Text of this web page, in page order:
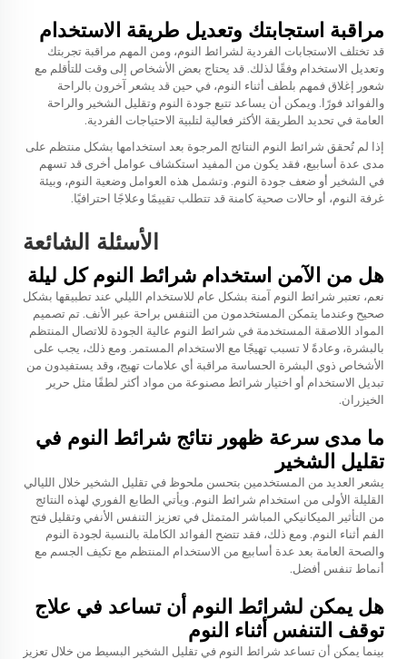
مراقبة استجابتك وتعديل طريقة الاستخدام
قد تختلف الاستجابات الفردية لشرائط النوم، ومن المهم مراقبة تجربتك
وتعديل الاستخدام وفقًا لذلك. قد يحتاج بعض الأشخاص إلى وقت للتأقلم مع
شعور إغلاق فمهم بلطف أثناء النوم، في حين قد يشعر آخرون بالراحة
والفوائد فورًا. ويمكن أن يساعد تتبع جودة النوم وتقليل الشخير والراحة
العامة في تحديد الطريقة الأكثر فعالية لتلبية الاحتياجات الفردية.
إذا لم تُحقق شرائط النوم النتائج المرجوة بعد استخدامها بشكل منتظم على
مدى عدة أسابيع، فقد يكون من المفيد استكشاف عوامل أخرى قد تسهم
في الشخير أو ضعف جودة النوم. وتشمل هذه العوامل وضعية النوم، وبيئة
غرفة النوم، أو حالات صحية كامنة قد تتطلب تقييمًا وعلاجًا احترافيًا.
الأسئلة الشائعة
هل من الآمن استخدام شرائط النوم كل ليلة
نعم، تعتبر شرائط النوم آمنة بشكل عام للاستخدام الليلي عند تطبيقها بشكل
صحيح وعندما يتمكن المستخدمون من التنفس براحة عبر الأنف. تم تصميم
المواد اللاصقة المستخدمة في شرائط النوم عالية الجودة للاتصال المنتظم
بالبشرة، وعادةً لا تسبب تهيجًا مع الاستخدام المستمر. ومع ذلك، يجب على
الأشخاص ذوي البشرة الحساسة مراقبة أي علامات تهيج، وقد يستفيدون من
تبديل الاستخدام أو اختيار شرائط مصنوعة من مواد أكثر لطفًا مثل حرير
الخيزران.
ما مدى سرعة ظهور نتائج شرائط النوم في
تقليل الشخير
يشعر العديد من المستخدمين بتحسن ملحوظ في تقليل الشخير خلال الليالي
القليلة الأولى من استخدام شرائط النوم. ويأتي الطابع الفوري لهذه النتائج
من التأثير الميكانيكي المباشر المتمثل في تعزيز التنفس الأنفي وتقليل فتح
الفم أثناء النوم. ومع ذلك، فقد تتضح الفوائد الكاملة بالنسبة لجودة النوم
والصحة العامة بعد عدة أسابيع من الاستخدام المنتظم مع تكيف الجسم مع
أنماط تنفس أفضل.
هل يمكن لشرائط النوم أن تساعد في علاج
توقف التنفس أثناء النوم
بينما يمكن أن تساعد شرائط النوم في تقليل الشخير البسيط من خلال تعزيز